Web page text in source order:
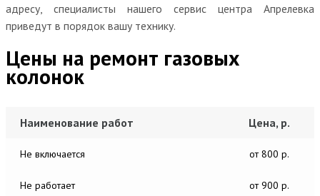
адресу, специалисты нашего сервис центра Апрелевка
приведут в порядок вашу технику.
Цены на ремонт газовых
колонок
Наименование работ Цена, р.
Не включается от 800 р.
Не работает от 900 р.